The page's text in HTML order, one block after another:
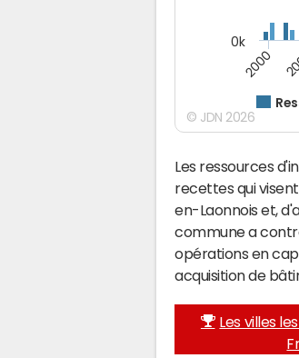
2000
0k
© JDN 2026
Les ressources
recettes qui
en-Laonnois et,
commune a
opérations en
acquisition de
Les villes